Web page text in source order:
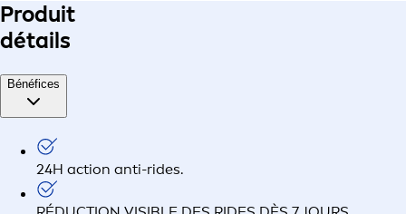
Produit
détails
Bénéfices
24H action anti-rides.